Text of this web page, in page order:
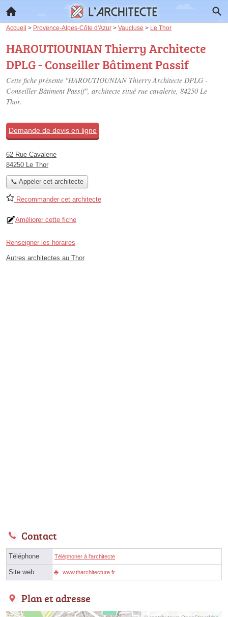
Accueil > Provence-Alpes-Côte d'Azur > Vaucluse > Le Thor
HAROUTIOUNIAN Thierry Architecte
DPLG - Conseiller Bâtiment Passif
Cette fiche présente "HAROUTIOUNIAN Thierry Architecte DPLG -
Conseiller Bâtiment Passif", architecte situé rue cavalerie, 84250 Le
Thor.
Demande de devis en ligne
62 Rue Cavalerie
84250 Le Thor
📞 Appeler cet architecte
Recommander cet architecte
Améliorer cette fiche
Renseigner les horaires
Autres architectes au Thor
Contact
Téléphone Téléphoner à l'architecte
Site web www.tharchitecture.fr
Plan et adresse